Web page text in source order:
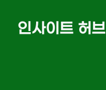
인사이트 허브